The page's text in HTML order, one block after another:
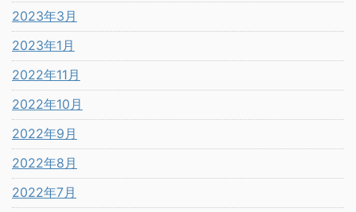
2023年3月
2023年1月
2022年11月
2022年10月
2022年9月
2022年8月
2022年7月